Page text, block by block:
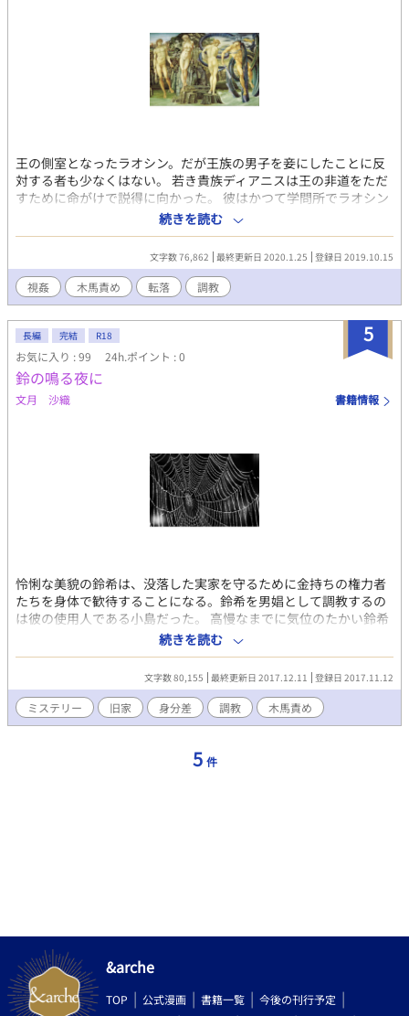
王の側室となったラオシン。だが王族の男子を妾にしたことに反
対する者も少なくはない。 若き貴族ディアニスは王の非道をただ
すために命がけで説得に向かった。 彼はかつて学問所でラオシン
と何度か議論を交わした相手であり、互いに、そこはかとなく好
意を抱いていた。 残酷な王アイジャルは、彼の前で、ラオシンを
辱しめる。 泣いて嫌がるラオシンだが、身体はすでに開花し
て……。 前作の「サファビア秘話 ―闇に咲く花ー」を読まれた
方へ。 今作も十八歳未満の方はご遠慮してください。 本作はファ
ンタジーですが、作品世界の時代観や雰囲気を出すため、現在で
は不適切な表現が使用されております。
続きを読む
文字数 76,862 最終更新日 2020.1.25 登録日 2019.10.15
視姦 木馬責め 転落 調教
5
長編 完結 R18
お気に入り : 99 24h.ポイント : 0
鈴の鳴る夜に
文月 沙織 書籍情報
怜悧な美貌の鈴希は、没落した実家を守るために金持ちの権力者
たちを身体で歓待することになる。鈴希を男娼として調教するの
は彼の使用人である小島だった。 高慢なまでに気位のたかい鈴希
は、夜毎淫らな姿を使用人に強いられることになり、あられもな
く乱れ……。 十八歳以下の方はご遠慮ください。 ミステリー仕立
てで、「鬼百合懺悔」の登場人物たちも出てきます。
続きを読む
文字数 80,155 最終更新日 2017.12.11 登録日 2017.11.12
ミステリー 旧家 身分差 調教 木馬責め
5 件
&arche
TOP 公式漫画 書籍一覧
今後の刊行予定